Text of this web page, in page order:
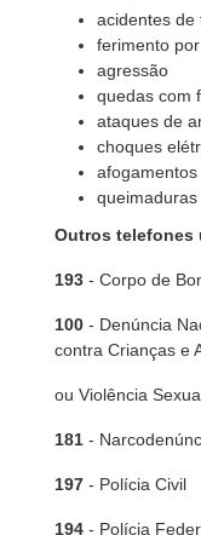
acidentes de
ferimento
agressão
quedas com
ataques de
choques
afogamentos
Outros telefones
193 - Corpo de
100 - Denúncia
contra Crianças e
ou Violência
181 -
197 - Polícia Civil
194 - Polícia